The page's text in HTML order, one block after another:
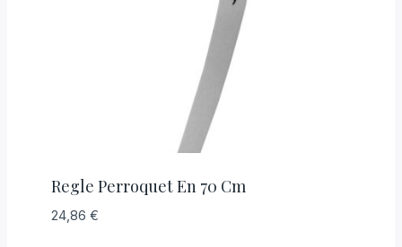
Regle Perroquet En 70 Cm
24,86 €